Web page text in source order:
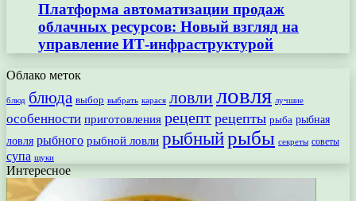
Платформа автоматизации продаж
облачных ресурсов: Новый взгляд на
управление ИТ-инфраструктурой
Облако меток
блюд блюда выбор выбрать карася ловлиловля лучшие
особенности приготовления рецепт рецепты рыба рыбная
ловля рыбного рыбной ловли рыбныйрыбы секреты советы
супа щуки
Интересное